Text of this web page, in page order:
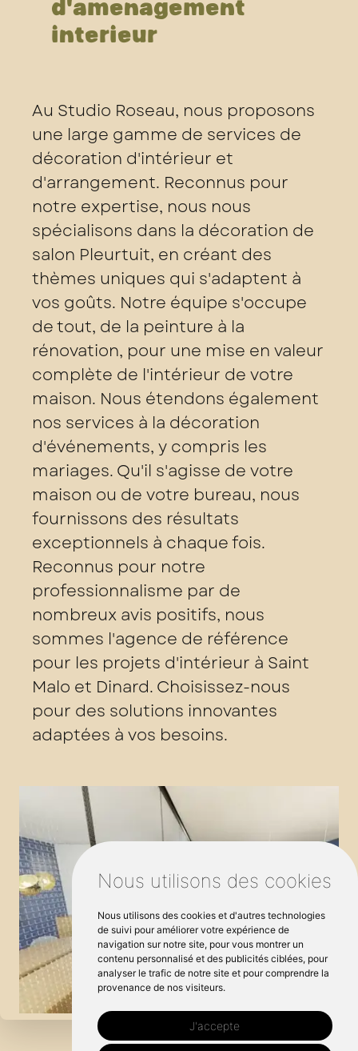
Nous utilisons des cookies
Nous utilisons des cookies et d'autres technologies
de suivi pour améliorer votre expérience de
navigation sur notre site, pour vous montrer un
contenu personnalisé et des publicités ciblées, pour
analyser le trafic de notre site et pour comprendre la
provenance de nos visiteurs.
J'accepte
d'aménagement
intérieur
Au Studio Roseau, nous proposons
une large gamme de services de
décoration d'intérieur et
d'arrangement. Reconnus pour
notre expertise, nous nous
spécialisons dans la décoration de
salon Pleurtuit, en créant des
thèmes uniques qui s'adaptent à
vos goûts. Notre équipe s'occupe
de tout, de la peinture à la
rénovation, pour une mise en valeur
complète de l'intérieur de votre
maison. Nous étendons également
nos services à la décoration
d'événements, y compris les
mariages. Qu'il s'agisse de votre
maison ou de votre bureau, nous
fournissons des résultats
exceptionnels à chaque fois.
Reconnus pour notre
professionnalisme par de
nombreux avis positifs, nous
sommes l'agence de référence
pour les projets d'intérieur à Saint
Malo et Dinard. Choisissez-nous
pour des solutions innovantes
adaptées à vos besoins.